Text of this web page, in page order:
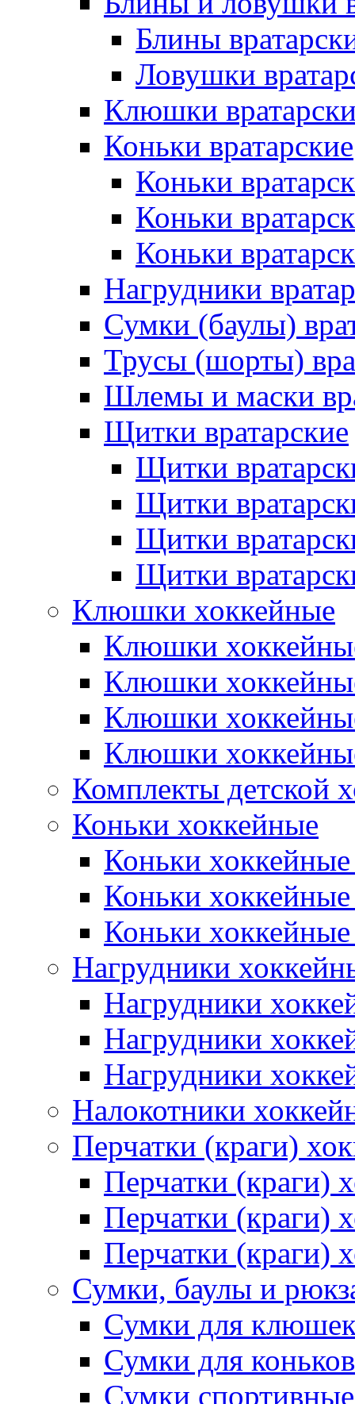
Блины
Ловушки
Клюшки
Коньки вратарские
Коньки
Коньки
Коньки
Нагрудники
Сумки (баулы)
Трусы (шорты)
Шлемы и маски
Щитки вратарские
Щитки
Щитки
Щитки
Щитки
Клюшки хоккейные
Клюшки
Клюшки
Клюшки
Клюшки
Комплекты детской
Коньки хоккейные
Коньки хоккейные
Коньки
Коньки
Нагрудники
Нагрудники
Нагрудники
Нагрудники
Налокотники
Перчатки (краги)
Перчатки (краги)
Перчатки (краги)
Перчатки (краги)
Сумки, баулы и
Сумки для
Сумки для коньков
Сумки спортивные